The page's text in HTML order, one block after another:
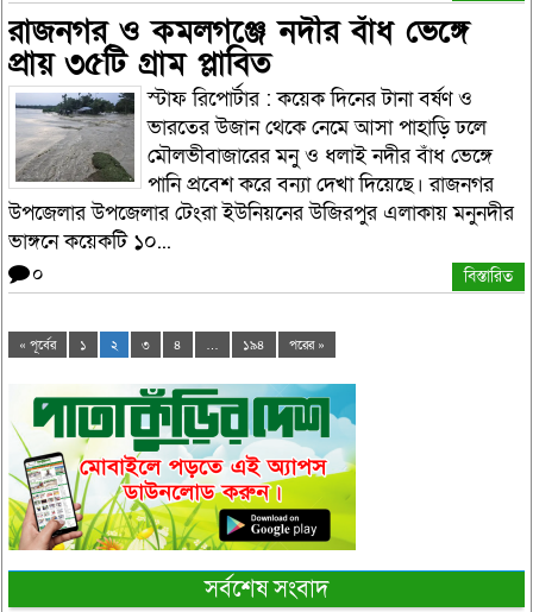
রাজনগর ও কমলগঞ্জে নদীর বাঁধ ভেঙ্গে
প্রায় ৩৫টি গ্রাম প্লাবিত
স্টাফ রিপোর্টার : কয়েক দিনের টানা বর্ষণ ও
ভারতের উজান থেকে নেমে আসা পাহাড়ি ঢলে
মৌলভীবাজারের মনু ও ধলাই নদীর বাঁধ ভেঙ্গে
পানি প্রবেশ করে বন্যা দেখা দিয়েছে। রাজনগর
উপজেলার উপজেলার টেংরা ইউনিয়নের উজিরপুর এলাকায় মনুনদীর
ভাঙ্গনে কয়েকটি ১০...
০ বিস্তারিত
« পূর্বের ১ ২ ৩ ৪ … ১৯৪ পরের »
সর্বশেষ সংবাদ